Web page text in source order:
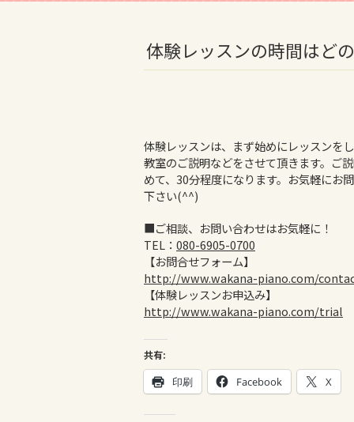
体験レッスンの時間はど
体験レッスンは、まず始めにレッスンを
教室のご説明などをさせて頂きます。ご
めて、30分程度になります。お気軽にお
下さい(^^)
■ご相談、お問い合わせはお気軽に！
TEL： 080-6905-0700
【お問合せフォーム】
http://www.wakana-piano.com/
【体験レッスンお申込み】
http://www.wakana-piano.com/trial
共有:
印刷 Facebook X